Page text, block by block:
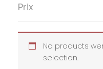
No products
selection.
Prix